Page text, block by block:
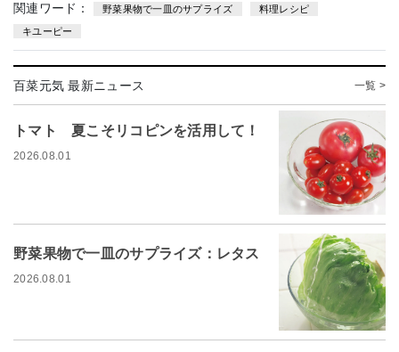
関連ワード： 野菜果物で一皿のサプライズ 料理レシピ
キユーピー
百菜元気 最新ニュース 一覧 >
トマト 夏こそリコピンを活用して！
2026.08.01
野菜果物で一皿のサプライズ：レタス
2026.08.01